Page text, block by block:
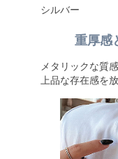
シルバー
重厚感
メタリックな質
上品な存在感を